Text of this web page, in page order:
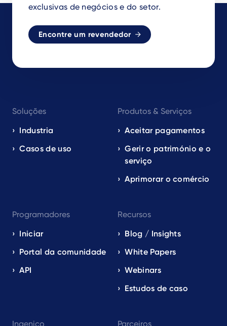
exclusivas de negócios e do setor.
Encontre um revendedor
navigation
EN
Soluções
Industria
Casos de uso
Produtos & Serviços
Aceitar pagamentos
Gerir o património e o
serviço
Aprimorar o comércio
Programadores
Iniciar
Portal da comunidade
API
Recursos
Blog / Insights
White Papers
Webinars
Estudos de caso
Ingenico Parceiros